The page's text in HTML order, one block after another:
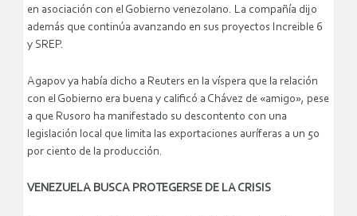
en asociación con el Gobierno venezolano. La compañía dijo
además que continúa avanzando en sus proyectos Increible 6
y SREP.
Agapov ya había dicho a Reuters en la víspera que la relación
con el Gobierno era buena y calificó a Chávez de «amigo», pese
a que Rusoro ha manifestado su descontento con una
legislación local que limita las exportaciones auríferas a un 50
por ciento de la producción.
VENEZUELA BUSCA PROTEGERSE DE LA CRISIS